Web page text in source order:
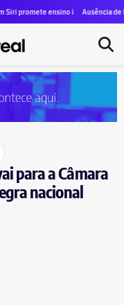
mudanças e voltam a criticar
ensino integral nas escolas do
Ausência de Paes e
para a Câmara
nacional